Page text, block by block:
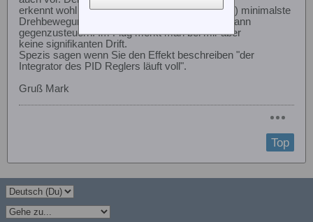
erkennt wohl (eine tatsächlich nicht vorhandene) minimalste
Drehbewegung in eine Richtung und versucht dann
gegenzusteuern. Im Flug merkt man bei mir aber
keine signifikanten Drift.
Spezis sagen wenn Sie den Effekt beschreiben "der
Integrator des PID Reglers läuft voll".
Gruß Mark
Top